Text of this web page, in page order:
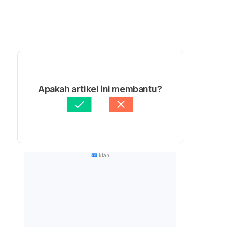
Apakah artikel ini membantu?
Iklan